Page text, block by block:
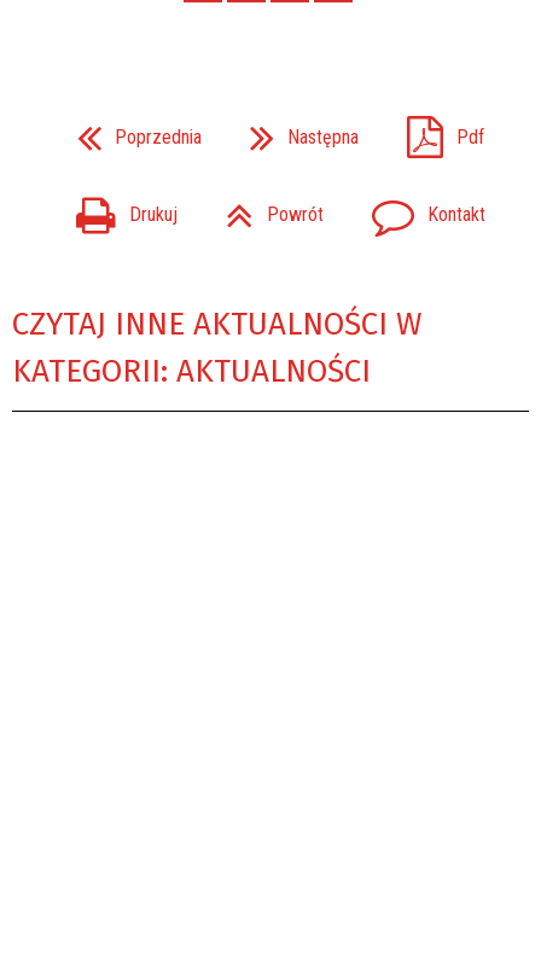
Poprzednia Następna Pdf
Drukuj Powrót Kontakt
CZYTAJ INNE AKTUALNOŚCI W
KATEGORII: AKTUALNOŚCI